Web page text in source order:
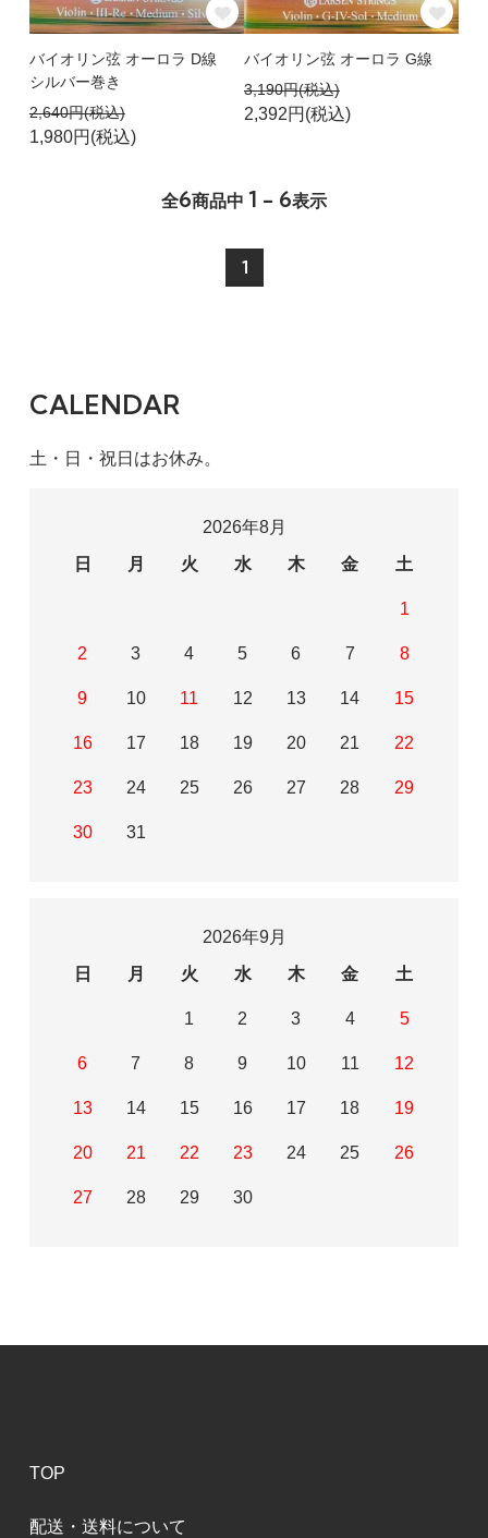
バイオリン弦 オーロラ D線
シルバー巻き
2,640円(税込)
1,980円(税込)
バイオリン弦 オーロラ G線
3,190円(税込)
2,392円(税込)
全6商品中 1 - 6表示
1
CALENDAR
土・日・祝日はお休み。
2026年8月
日
月 火 水 木 金 土
1
2 3 4 5 6 7 8
9 10 11 12 13 14 15
16 17 18 19 20 21 22
23 24 25 26 27 28 29
30 31
2026年9月
日
月 火 水 木 金 土
1 2 3 4 5
6 7 8 9 10 11 12
13 14 15 16 17 18 19
20 21 22 23 24 25 26
27 28 29 30
TOP
配送・送料について